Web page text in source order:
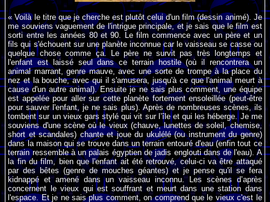
« Voilà le titre que je cherche est plutôt celui d'un film (dessin animé). Je
me souviens vaguement de l'intrigue principale, et je sais que le film est
sorti entre les années 80 et 90. Le film commence avec un père et un
fils qui s'échouent sur une planète inconnue car le vaisseau se casse ou
quelque chose comme ça. Le père ne survit pas très longtemps et
l'enfant est laissé seul dans ce terrain hostile (où il rencontrera un
animal marrant, genre mauve, avec une sorte de trompe à la place du
nez et la bouche, avec qui il s'amusera, jusqu'à ce que l'animal meurt à
cause d'un autre animal). Ensuite je ne sais plus comment, une équipe
est appelée pour aller sur cette planète fortement ensoleillée (peut-être
pour sauver l'enfant, je ne sais plus). Après de nombreuses scènes, ils
tombent sur un vieux gars stylé qui vit sur l’île et qui les héberge. Je me
souviens d'une scène où le vieux (chauve, lunettes de soleil, chemise,
short et scandales) chante et joue du ukulélé (ou instrument du genre)
dans la maison qui se trouve dans un terrain entouré d'eau (enfin tout ce
terrain ressemble à un palais égyptien de jadis englouti dans de l'eau). A
la fin du film, bien que l'enfant ait été retrouvé, celui-ci va être attaqué
par des bêtes (genre de mouches géantes) et je pense qu'il se fera
kidnappé et amené dans un vaisseau inconnu. Les scènes d’après
concernent le vieux qui est souffrant et meurt dans une station dans
l'espace. Et je ne sais plus comment, on comprend que le vieux c'est le